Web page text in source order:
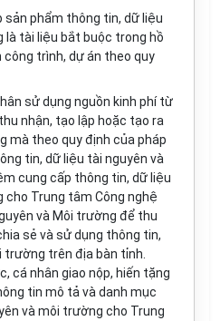
sản phẩm thông tin, dữ liệu
là tài liệu bắt buộc trong hồ
trình, dự án theo quy
sử dụng nguồn kinh phí từ
nhận, tạo lập hoặc tạo ra
mà theo quy định của pháp
tin, dữ liệu tài nguyên và
cung cấp thông tin, dữ liệu
Trung tâm Công nghệ
và Môi trường để thu
sẻ và sử dụng thông tin,
trường trên địa bàn tỉnh.
cá nhân giao nộp, hiến tặng
tin mô tả và danh mục
và môi trường cho Trung